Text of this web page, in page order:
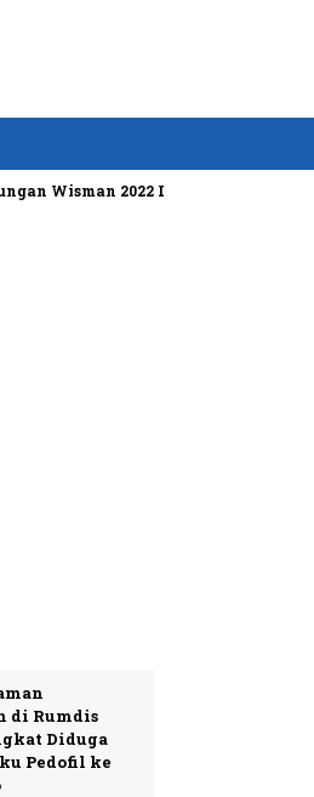
2022 Diprediksi Rendah
di Rumdis
Diduga
Pedofil ke